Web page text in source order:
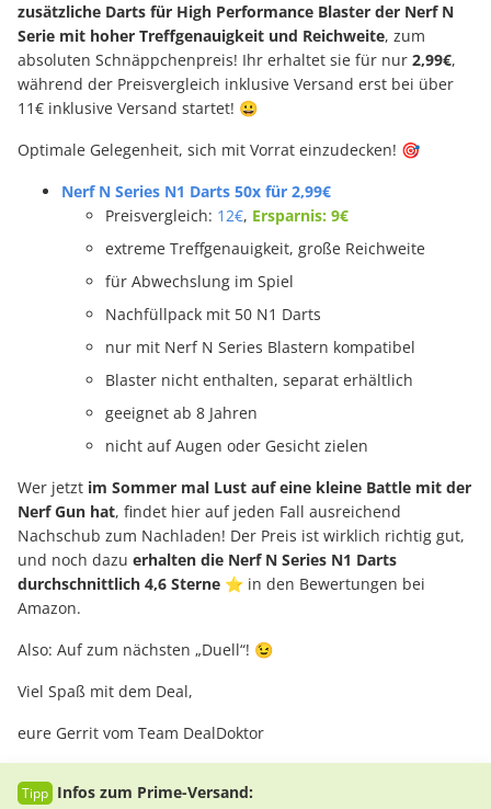
zusätzliche Darts für High Performance Blaster der Nerf N
Serie mit hoher Treffgenauigkeit und Reichweite, zum
absoluten Schnäppchenpreis! Ihr erhaltet sie für nur 2,99€,
während der Preisvergleich inklusive Versand erst bei über
11€ inklusive Versand startet! 😀
Optimale Gelegenheit, sich mit Vorrat einzudecken! 🎯
Nerf N Series N1 Darts 50x für 2,99€
Preisvergleich: 12€, Ersparnis: 9€
extreme Treffgenauigkeit, große Reichweite
für Abwechslung im Spiel
Nachfüllpack mit 50 N1 Darts
nur mit Nerf N Series Blastern kompatibel
Blaster nicht enthalten, separat erhältlich
geeignet ab 8 Jahren
nicht auf Augen oder Gesicht zielen
Wer jetzt im Sommer mal Lust auf eine kleine Battle mit der
Nerf Gun hat, findet hier auf jeden Fall ausreichend
Nachschub zum Nachladen! Der Preis ist wirklich richtig gut,
und noch dazu erhalten die Nerf N Series N1 Darts
durchschnittlich 4,6 Sterne ⭐ in den Bewertungen bei
Amazon.
Also: Auf zum nächsten „Duell“! 😉
Viel Spaß mit dem Deal,
eure Gerrit vom Team DealDoktor
Infos zum Prime-Versand: